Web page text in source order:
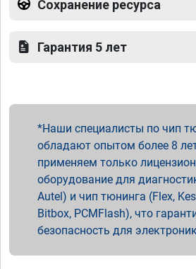
Сохранение ресурса
Гарантия 5 лет
Наши специалисты по чип
обладают опытом более 8
применяем только
оборудование для
Autel) и чип тюнинга (Flex,
Bitbox, PCMFlash), что
безопасность для